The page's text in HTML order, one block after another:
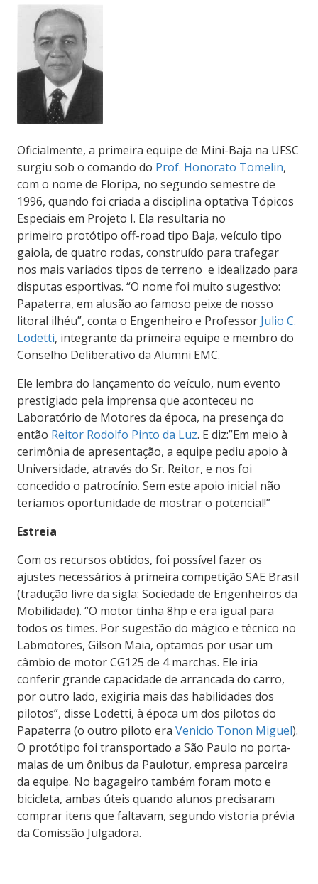
Oficialmente, a primeira equipe de Mini-Baja na UFSC
surgiu sob o comando do Prof. Honorato Tomelin,
com o nome de Floripa, no segundo semestre de
1996, quando foi criada a disciplina optativa Tópicos
Especiais em Projeto I. Ela resultaria no
primeiro protótipo off-road tipo Baja, veículo tipo
gaiola, de quatro rodas, construído para trafegar
nos mais variados tipos de terreno e idealizado para
disputas esportivas. “O nome foi muito sugestivo:
Papaterra, em alusão ao famoso peixe de nosso
litoral ilhéu”, conta o Engenheiro e Professor Julio C.
Lodetti, integrante da primeira equipe e membro do
Conselho Deliberativo da Alumni EMC.
Ele lembra do lançamento do veículo, num evento
prestigiado pela imprensa que aconteceu no
Laboratório de Motores da época, na presença do
então Reitor Rodolfo Pinto da Luz. E diz:”Em meio à
cerimônia de apresentação, a equipe pediu apoio à
Universidade, através do Sr. Reitor, e nos foi
concedido o patrocínio. Sem este apoio inicial não
teríamos oportunidade de mostrar o potencial!”
Estreia
Com os recursos obtidos, foi possível fazer os
ajustes necessários à primeira competição SAE Brasil
(tradução livre da sigla: Sociedade de Engenheiros da
Mobilidade). “O motor tinha 8hp e era igual para
todos os times. Por sugestão do mágico e técnico no
Labmotores, Gilson Maia, optamos por usar um
câmbio de motor CG125 de 4 marchas. Ele iria
conferir grande capacidade de arrancada do carro,
por outro lado, exigiria mais das habilidades dos
pilotos”, disse Lodetti, à época um dos pilotos do
Papaterra (o outro piloto era Venicio Tonon Miguel).
O protótipo foi transportado a São Paulo no porta-
malas de um ônibus da Paulotur, empresa parceira
da equipe. No bagageiro também foram moto e
bicicleta, ambas úteis quando alunos precisaram
comprar itens que faltavam, segundo vistoria prévia
da Comissão Julgadora.